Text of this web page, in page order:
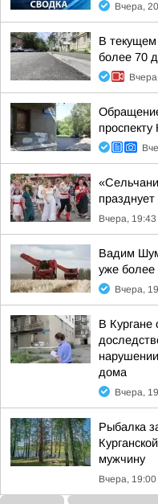
Вчера,
В текущем
более 70
Вчера, 19:43
Вадим
уже
Вчера,
В Кургане
дома
Вчера,
Рыбалка
мужчину
Вчера, 19:00